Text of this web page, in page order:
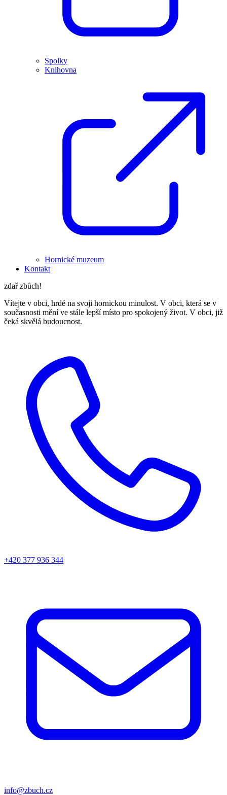
Spolky
Knihovna
Hornické muzeum
Kontakt
zdař zbůch!
Vítejte v obci, hrdé na svoji hornickou minulost. V obci, která se v
současnosti mění ve stále lepší místo pro spokojený život. V obci, již
čeká skvělá budoucnost.
+420 377 936 344
info@zbuch.cz